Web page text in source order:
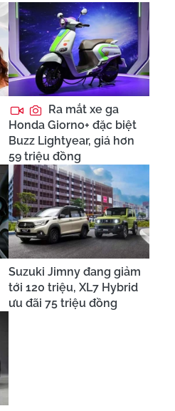
Ra mắt xe ga
Honda Giorno+ đặc biệt
Buzz Lightyear, giá hơn
59 triệu đồng
Suzuki Jimny đang giảm
tới 120 triệu, XL7 Hybrid
ưu đãi 75 triệu đồng